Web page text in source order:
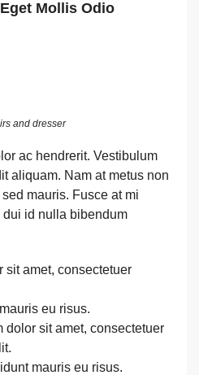
Mollis Odio
and dresser
ac hendrerit. Vestibulum
aliquam. Nam at metus non
mauris. Fusce at mi
dui id nulla bibendum
sit amet, consectetuer
eu risus.
dolor sit amet, consectetuer
mauris eu risus.